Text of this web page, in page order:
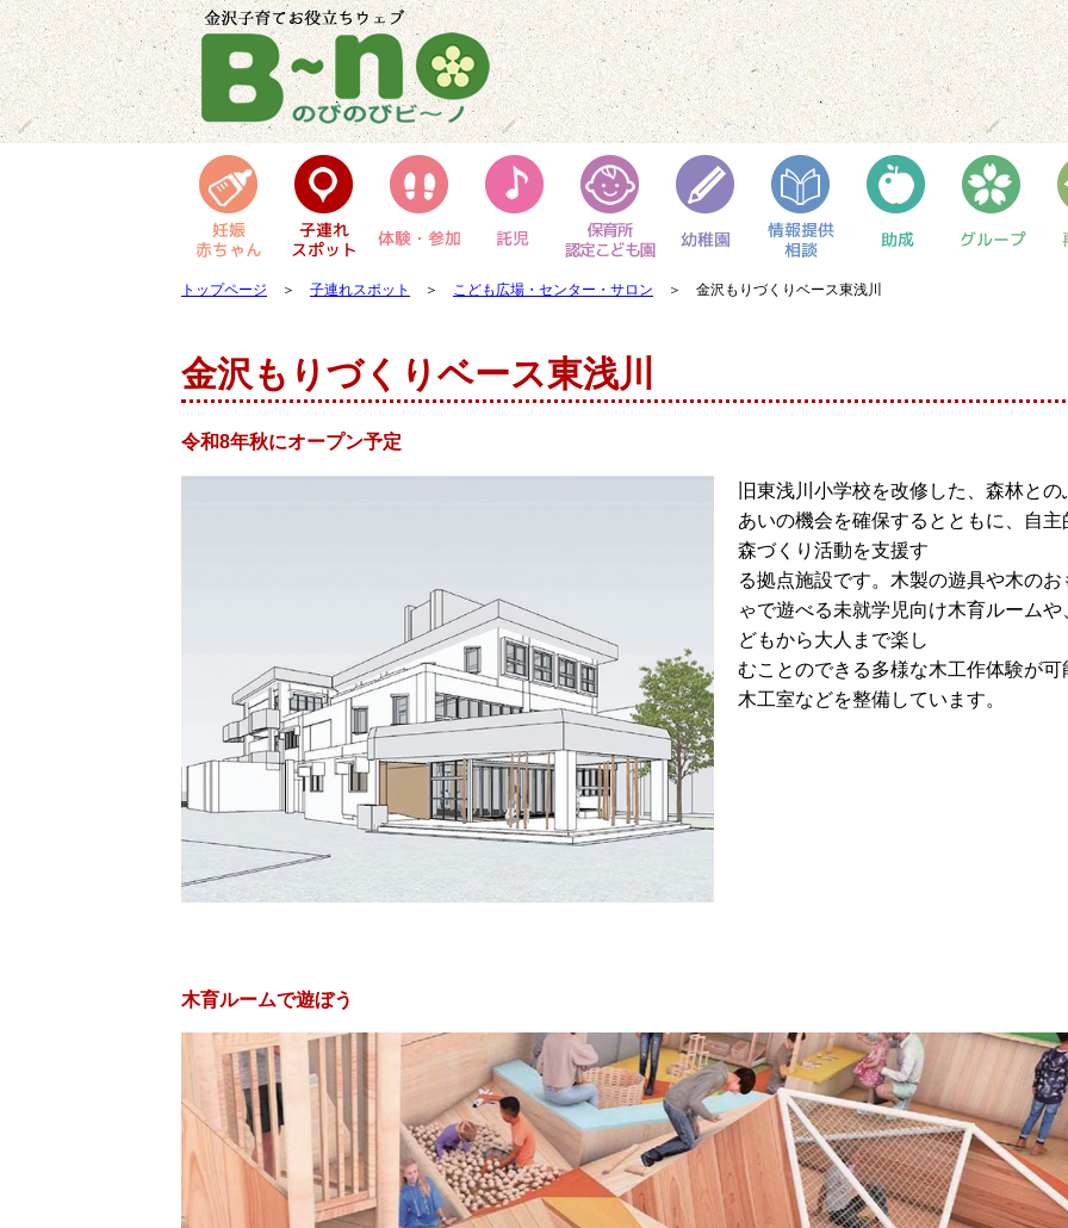
トップページ ＞ 子連れスポット ＞ こども広場・センター・サロン ＞ 金沢もりづくりベース東浅川
金沢もりづくりベース東浅川
令和8年秋にオープン予定
旧東浅川小学校を改修した、森林との
あいの機会を確保するとともに、自主
森づくり活動を支援す
る拠点施設です。木製の遊具や木のお
ゃで遊べる未就学児向け木育ルームや
どもから大人まで楽し
むことのできる多様な木工作体験が可
木工室などを整備しています。
木育ルームで遊ぼう